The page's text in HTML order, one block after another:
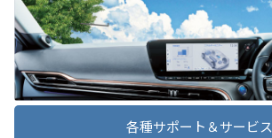
2026-05-12
カローラ ツーリングを一部改良
春日部マイカーセンターオープン記念
春日部店お客様大感謝祭
クルマファン大集合フェア
6/14(土)•15(日) 2日間開催!!
たくさんのお客様にご来店いただき誠にありが
とうございました。
うぞよろしくお願いいたします。各種サポート＆サービス